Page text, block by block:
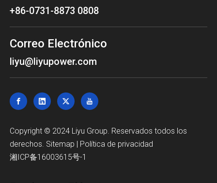
+86-0731-8873 0808
Correo Electrónico
liyu@liyupower.com
Copyright © 2024 Liyu Group. Reservados todos los
derechos. Sitemap | Política de privacidad
湘ICP备16003615号-1